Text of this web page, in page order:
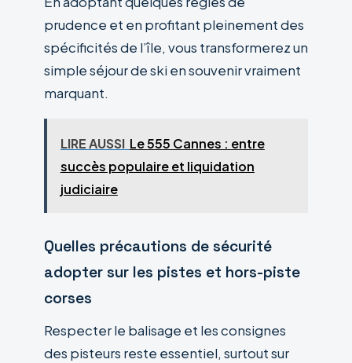
prudence et en profitant pleinement des
spécificités de l’île, vous transformerez un
simple séjour de ski en souvenir vraiment
marquant.
LIRE AUSSI Le 555 Cannes : entre
succès populaire et liquidation
judiciaire
Quelles précautions de sécurité
adopter sur les pistes et hors-piste
corses
Respecter le balisage et les consignes
des pisteurs reste essentiel, surtout sur